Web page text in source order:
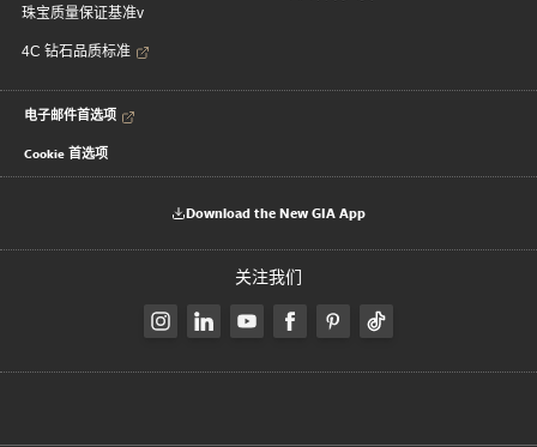
珠宝质量保证基准v
4C 钻石品质标准
电子邮件首选项
Cookie 首选项
Download the New GIA App
关注我们